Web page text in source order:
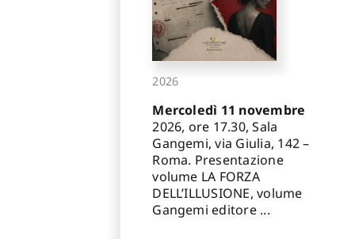
2026
Mercoledì 11 novembre
2026, ore 17.30, Sala
Gangemi, via Giulia, 142 –
Roma. Presentazione
volume LA FORZA
DELL’ILLUSIONE, volume
Gangemi editore ...